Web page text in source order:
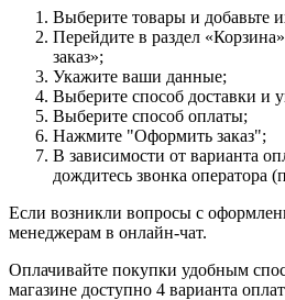
Выберите товары и добавьте
Перейдите в раздел
заказ»;
Укажите ваши данные;
Выберите способ доставки и
Выберите способ оплаты;
Нажмите "Оформить заказ";
В зависимости от варианта
дождитесь звонка оператора
Если возникли вопросы с
менеджерам в онлайн-чат.
Оплачивайте покупки удобным
магазине доступно 4 варианта